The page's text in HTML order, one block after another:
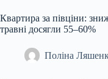
Квартира за півціни:
травні досягли 55–60%
Поліна